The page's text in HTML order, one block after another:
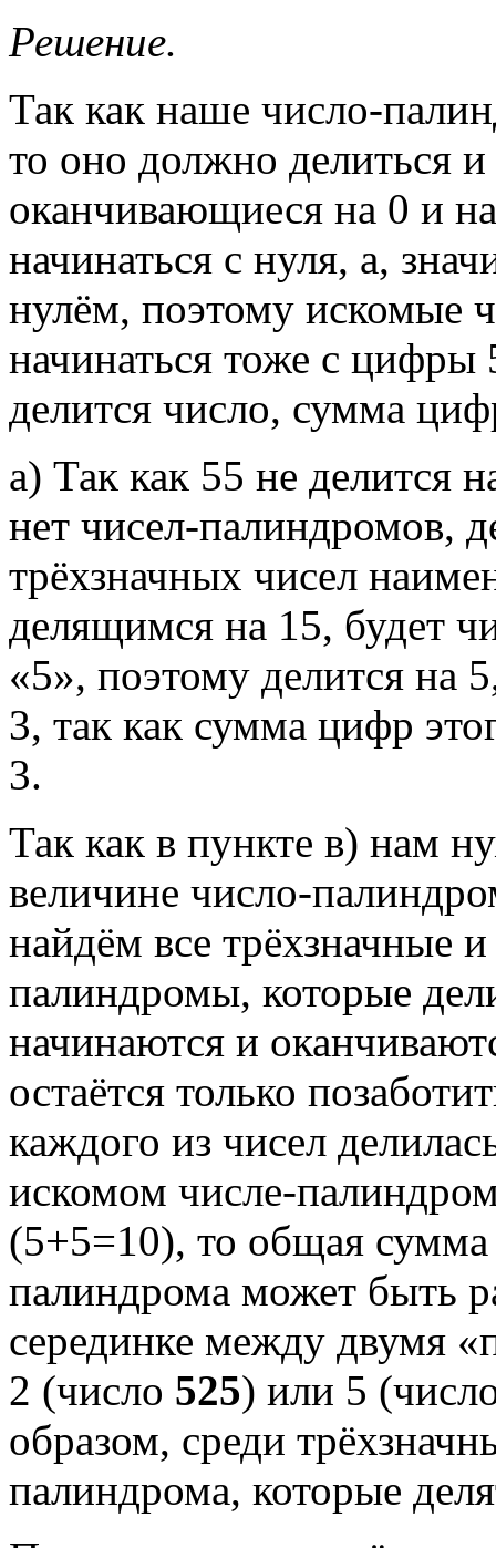
Решение.
Так как наше число-
то оно должно делиться
оканчивающиеся на 0 и
начинаться с нуля, а,
нулём, поэтому искомые
начинаться тоже с
делится число, сумма
а) Так как 55 не делится
нет чисел-палиндромов,
трёхзначных чисел
делящимся на 15, будет
«5», поэтому делится на
3, так как сумма цифр
3.
Так как в пункте в) нам
величине число-
найдём все трёхзначные
палиндромы, которые
начинаются и
остаётся только
каждого из чисел
искомом числе-
(5+5=10), то общая сумма
палиндрома может быть
серединке между двумя
2 (число 525) или 5
образом, среди
палиндрома, которые